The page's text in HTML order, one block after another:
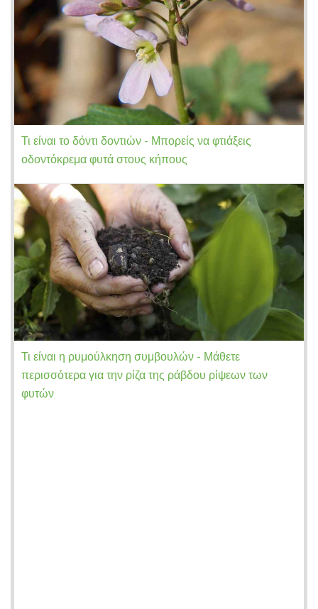
Τι είναι το δόντι δοντιών - Μπορείς να φτιάξεις
οδοντόκρεμα φυτά στους κήπους
Τι είναι η ρυμούλκηση συμβουλών - Μάθετε
περισσότερα για την ρίζα της ράβδου ρίψεων των
φυτών